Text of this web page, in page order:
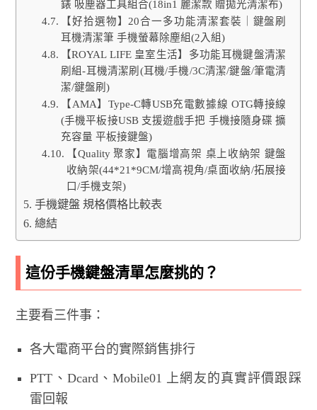
錶 吸塵器工具組合(18in1 麗潔款 贈拋光清潔布)
【好拾選物】20合一多功能清潔套裝｜鍵盤刷
耳機清潔筆 手機螢幕除塵組(2入組)
【ROYAL LIFE 皇室生活】多功能耳機鍵盤清潔
刷組-耳機清潔刷(耳機/手機/3C清潔/鍵盤/筆電清
潔/鍵盤刷)
【AMA】Type-C轉USB充電數據線 OTG轉接線
(手機平板接USB 支援遊戲手把 手機接隨身碟 擴
充容量 平板接鍵盤)
【Quality 聚家】電腦增高架 桌上收納架 鍵盤
收納架(44*21*9CM/增高視角/桌面收納/拓展接
口/手機支架)
手機鍵盤 規格價格比較表
總結
這份手機鍵盤清單怎麼挑的？
主要看三件事：
各大電商平台的實際銷售排行
PTT、Dcard、Mobile01 上網友的真實評價跟踩
雷回報